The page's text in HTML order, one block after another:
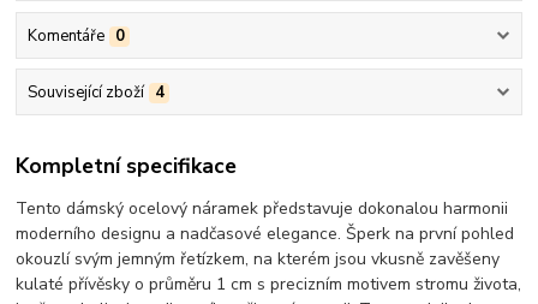
Komentáře 0
Související zboží 4
Kompletní specifikace
Tento dámský ocelový náramek představuje dokonalou harmonii
moderního designu a nadčasové elegance. Šperk na první pohled
okouzlí svým jemným řetízkem, na kterém jsou vkusně zavěšeny
kulaté přívěsky o průměru 1 cm s precizním motivem stromu života,